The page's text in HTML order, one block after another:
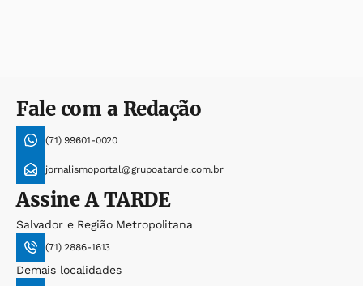
Fale com a Redação
(71) 99601-0020
jornalismoportal@grupoatarde.com.br
AssineA TARDE
Salvador e Região Metropolitana
(71) 2886-1613
Demais localidades